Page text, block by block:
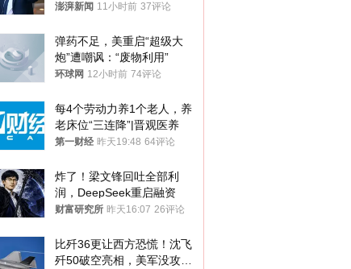
澎湃新闻 11小时前 37评论
弹药不足，美重启“超级大
炮”遭嘲讽：“废物利用”
环球网 12小时前 74评论
每4个劳动力养1个老人，养
老床位“三连降”|晋观医养
第一财经 昨天19:48 64评论
炸了！梁文锋回吐全部利
润，DeepSeek重启融资
财富研究所 昨天16:07 26评论
比歼36更让西方恐慌！沈飞
歼50破空亮相，美军没攻克